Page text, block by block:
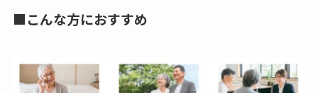
■こんな方におすすめ